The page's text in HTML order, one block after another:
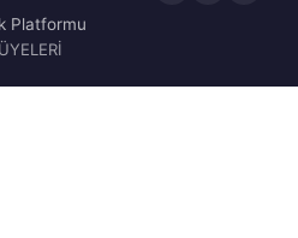
Platformu